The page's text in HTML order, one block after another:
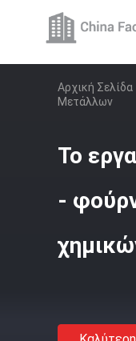
Αρχική Σελίδα
Μετάλλων
Το
-